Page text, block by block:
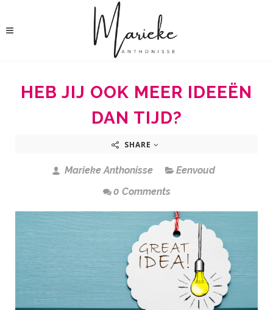
HEB JIJ OOK MEER IDEEËN
DAN TIJD?
SHARE
Marieke Anthonisse
Eenvoud
0 Comments